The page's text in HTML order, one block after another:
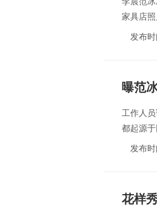
家具店
发布
曝范
工作人
都起源
发布
花样